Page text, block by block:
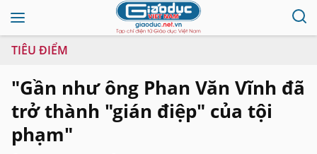
TIÊU ĐIỂM
"Gần như ông Phan Văn Vĩnh đã
trở thành "gián điệp" của tội
phạm"